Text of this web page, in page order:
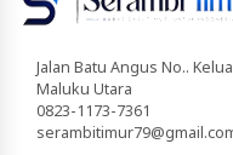
Jalan Batu Angus No..
Maluku Utara
0823-1173-7361